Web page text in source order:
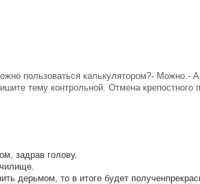
пользоваться калькулятором?- Можно.-
тему контрольной. Отмена крепостного
задрав голову.
дерьмом, то в итоге будет